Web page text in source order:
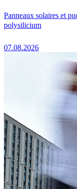
Panneaux solaires et
polysilicium
07.08.2026